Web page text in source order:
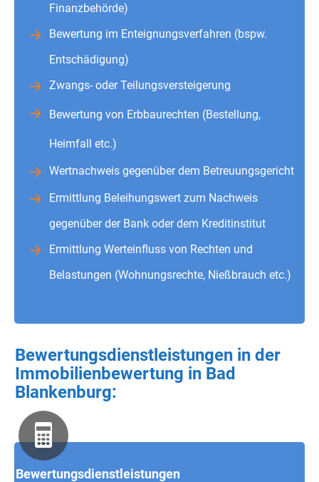
Finanzbehörde)
Bewertung im Enteignungsverfahren (bspw.
Entschädigung)
Zwangs- oder Teilungsversteigerung
Bewertung von Erbbaurechten (Bestellung,
Heimfall etc.)
Wertnachweis gegenüber dem Betreuungsgericht
Ermittlung Beleihungswert zum Nachweis
gegenüber der Bank oder dem Kreditinstitut
Ermittlung Werteinfluss von Rechten und
Belastungen (Wohnungsrechte, Nießbrauch etc.)
Bewertungsdienstleistungen in der
Immobilienbewertung in Bad
Blankenburg:
Bewertungsdienstleistungen